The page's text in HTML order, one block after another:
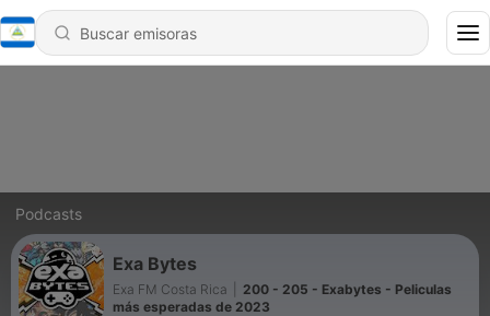
Podcasts
Exa Bytes
Exa FM Costa Rica
200 - 205 - Exabytes - Peliculas
más esperadas de 2023